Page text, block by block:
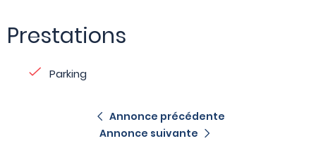
Prestations
Parking
Annonce précédente
Annonce suivante